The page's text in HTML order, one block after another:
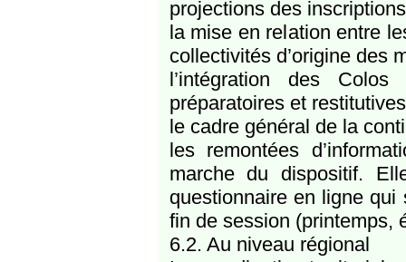
projections des
la mise en relation entre
collectivités d’origine des
l’intégration des
préparatoires et
le cadre général de la
les remontées
marche du dispositif.
questionnaire en ligne
fin de session (printemps,
6.2. Au niveau régional